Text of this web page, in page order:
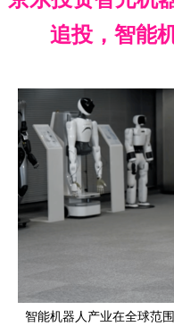
追投，智能
智能机器人产业在全球范